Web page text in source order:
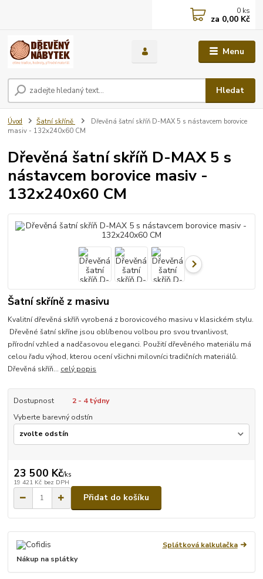
Menu
Hledat
0 ks
za 0,00 Kč
Úvod Šatní skříně
Dřevěná šatní skříň D-MAX 5 s nástavcem borovice
masiv - 132x240x60 CM
Dřevěná šatní skříň D-MAX 5 s
nástavcem borovice masiv -
132x240x60 CM
Šatní skříně z masivu
Kvalitní dřevěná skříň vyrobená z borovicového masivu v klasickém stylu.
Dřevěné šatní skříne jsou oblíbenou volbou pro svou trvanlivost,
přírodní vzhled a nadčasovou eleganci. Použití dřevěného materiálu má
celou řadu výhod, kterou ocení všichni milovníci tradičních materiálů.
Dřevěná skříň... celý popis
Dostupnost
2 - 4 týdny
Vyberte barevný odstín
23 500 Kč/ks
19 421 Kč bez DPH
Přidat do košíku
Splátková kalkulačka
Nákup na splátky